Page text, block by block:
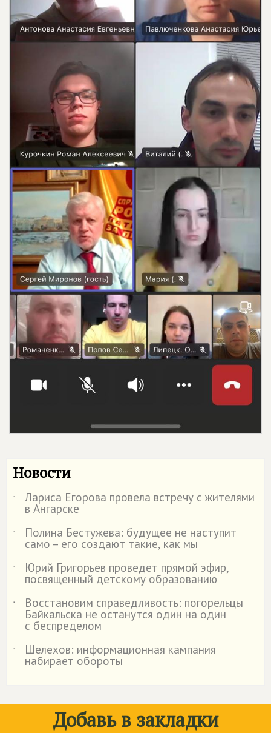
Новости
˙ Лариса Егорова провела встречу с жителями
в Ангарске
˙
Полина Бестужева: будущее не наступит
само – его создают такие, как мы
˙
Юрий Григорьев проведет прямой эфир,
посвященный детскому образованию
˙
Восстановим справедливость: погорельцы
Байкальска не останутся один на один
с беспределом
˙
Шелехов: информационная кампания
набирает обороты
Добавь в закладки